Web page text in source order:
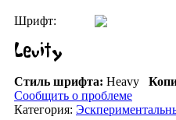
Шрифт:
Стиль шрифта: Heavy
Сообщить о проблеме
Категория: